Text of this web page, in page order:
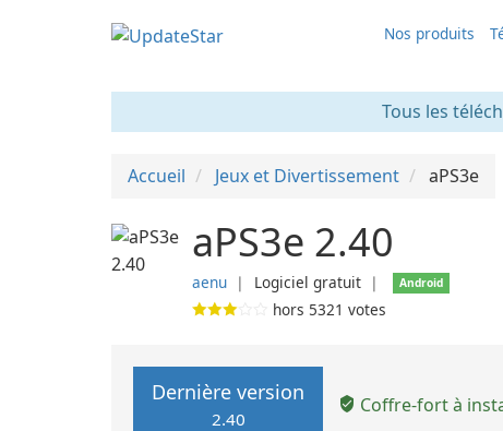
Nos produits
Tous les
Accueil Jeux et Divertissement aPS3e
aPS3e 2.40
aenu ❘ Logiciel gratuit ❘ Android
hors 5321 votes
Dernière version
2.40
Coffre-fort à